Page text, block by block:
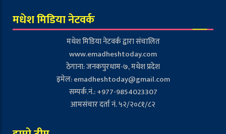
मधेश मिडिया नेटवर्क
मधेश मिडिया नेटवर्क द्वारा संचालित
www.emadheshtoday.com
ठेगाना: जनकपुरधाम-७, मधेश प्रदेश
इमेल:emadheshtoday@gmail.com
सम्पर्क.नं.: +977-9854023307
आमसंचार दर्ता नं. ५२/२०८१/८२